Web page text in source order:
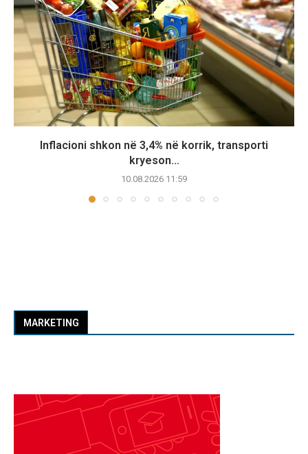
Inflacioni shkon në 3,4% në korrik, transporti
kryeson...
10.08.2026 11:59
MARKETING